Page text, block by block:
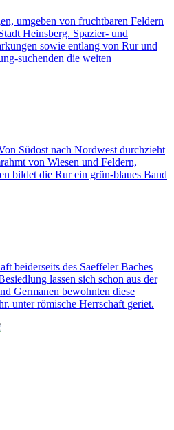
umgeben von fruchtbaren Feldern
Heinsberg. Spazier- und
sowie entlang von Rur und
suchenden die weiten
Südost nach Nordwest durchzieht
von Wiesen und Feldern,
bildet die Rur ein grün-blaues Band
beiderseits des Saeffeler Baches
lassen sich schon aus der
Germanen bewohnten diese
unter römische Herrschaft geriet.